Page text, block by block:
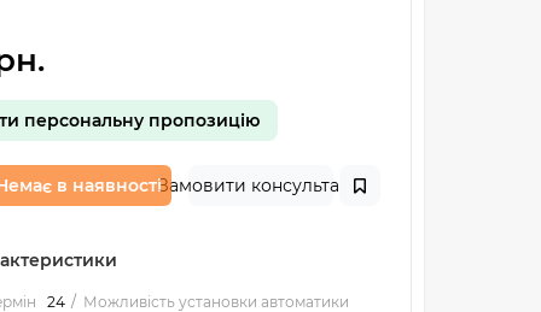
персональну пропозицію
в наявностіЗамовити консультацію
24
Можливість установки автоматики